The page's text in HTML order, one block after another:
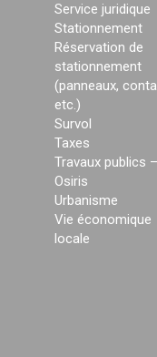
Service juridique
Stationnement
Réservation de
stationnement
(panneaux,
etc.)
Survol
Taxes
Travaux publics –
Osiris
Urbanisme
Vie économique
locale